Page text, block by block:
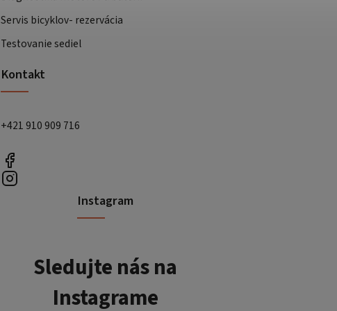
Servis bicyklov- rezervácia
Testovanie sediel
Kontakt
+421 910 909 716
Instagram
Sledujte nás na
Instagrame